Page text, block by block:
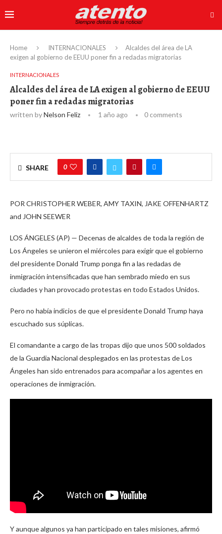
Home INTERNACIONALES
Alcaldes del área de LA
exigen al gobierno de EEUU poner fin a redadas migratorias
INTERNACIONALES
Alcaldes del área de LA exigen al gobierno de EEUU
poner fin a redadas migratorias
written byNelson Feliz 1 año ago 0 comments
SHARE 0
POR CHRISTOPHER WEBER, AMY TAXIN, JAKE OFFENHARTZ
and JOHN SEEWER
LOS ÁNGELES (AP) — Decenas de alcaldes de toda la región de
Los Ángeles se unieron el miércoles para exigir que el gobierno
del presidente Donald Trump ponga fin a las redadas de
inmigración intensificadas que han sembrado miedo en sus
ciudades y han provocado protestas en todo Estados Unidos.
Pero no había indicios de que el presidente Donald Trump haya
escuchado sus súplicas.
El comandante a cargo de las tropas dijo que unos 500 soldados
de la Guardia Nacional desplegados en las protestas de Los
Ángeles han sido entrenados para acompañar a los agentes en
operaciones de inmigración.
Y aunque algunos ya han participado en tales misiones, afirmó